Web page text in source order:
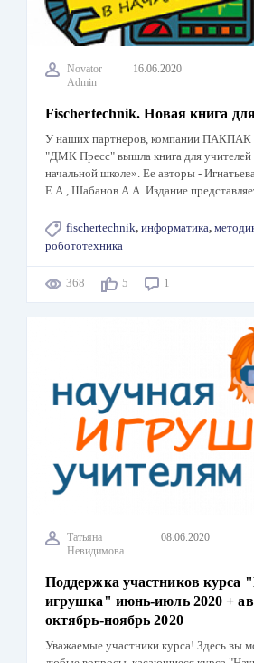
Novator
Admin
16.06.2020
Fischertechnik. Новая книга
У наших партнеров, компании ПАКПАК
"ДМК Пресс" вышла книга для учителей
начальной школе». Ее авторы -
Е.А., Шабанов А.А. Издание
fischertechnik, информатика,
робототехника
368 5 1
Татьяна
Невидимова
08.06.2020
Поддержка участников курса
игрушка" июнь-июль 2020 +
октябрь-ноябрь 2020
Уважаемые участники курса! Здесь вы